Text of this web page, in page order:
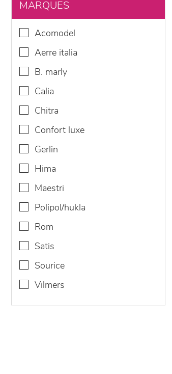
MARQUES
acomodel
aerre italia
b. marly
calia
chitra
confort luxe
gerlin
hima
maestri
polipol/hukla
rom
satis
sourice
vilmers